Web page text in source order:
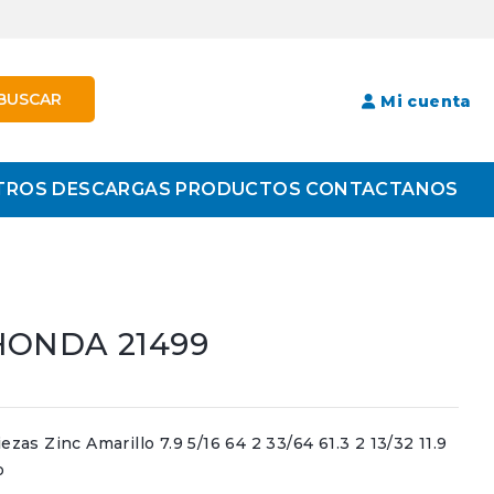
Mi cuenta
DESCARGAS PRODUCTOS CONTACTANOS
21499
Zinc Amarillo 7.9 5/16 64 2 33/64 61.3 2 13/32 11.9